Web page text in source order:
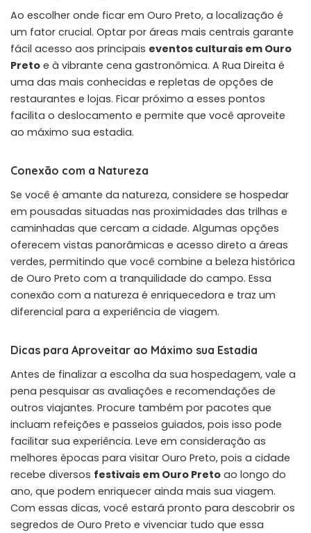
Ao escolher onde ficar em Ouro Preto, a localização é
um fator crucial. Optar por áreas mais centrais garante
fácil acesso aos principais eventos culturais em Ouro
Preto e à vibrante cena gastronômica. A Rua Direita é
uma das mais conhecidas e repletas de opções de
restaurantes e lojas. Ficar próximo a esses pontos
facilita o deslocamento e permite que você aproveite
ao máximo sua estadia.
Conexão com a Natureza
Se você é amante da natureza, considere se hospedar
em pousadas situadas nas proximidades das trilhas e
caminhadas que cercam a cidade. Algumas opções
oferecem vistas panorâmicas e acesso direto a áreas
verdes, permitindo que você combine a beleza histórica
de Ouro Preto com a tranquilidade do campo. Essa
conexão com a natureza é enriquecedora e traz um
diferencial para a experiência de viagem.
Dicas para Aproveitar ao Máximo sua Estadia
Antes de finalizar a escolha da sua hospedagem, vale a
pena pesquisar as avaliações e recomendações de
outros viajantes. Procure também por pacotes que
incluam refeições e passeios guiados, pois isso pode
facilitar sua experiência. Leve em consideração as
melhores épocas para visitar Ouro Preto, pois a cidade
recebe diversos festivais em Ouro Preto ao longo do
ano, que podem enriquecer ainda mais sua viagem.
Com essas dicas, você estará pronto para descobrir os
segredos de Ouro Preto e vivenciar tudo que essa